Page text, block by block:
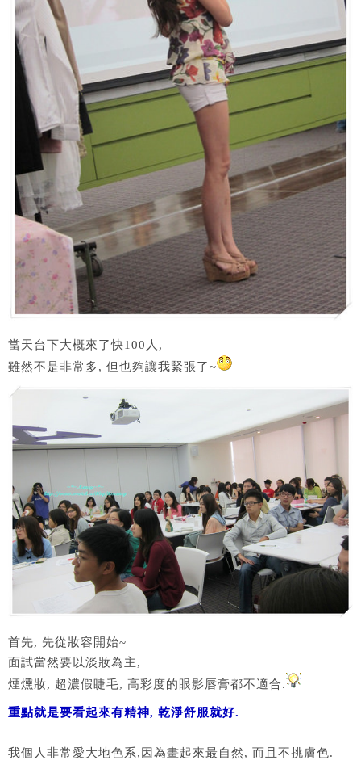
當天台下大概來了快100人,
雖然不是非常多, 但也夠讓我緊張了~
首先, 先從妝容開始~
面試當然要以淡妝為主,
煙燻妝, 超濃假睫毛, 高彩度的眼影唇膏都不適合.
重點就是要看起來有精神, 乾淨舒服就好.
我個人非常愛大地色系,因為畫起來最自然, 而且不挑膚色.